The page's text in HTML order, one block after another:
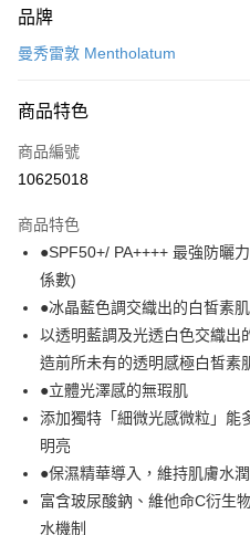
POYA支付
超商取貨付款
LINE Pay
街口支付
悠遊付
Google Pay
AFTEE先享後付
相關說明
【關於「AFTEE先享後付」】
AFTEE先享後付是「在收到商品之
便利好安心！
１．簡單：不需註冊會員、不需綁卡、
３．安心：先確認商品／服務後，再
即享券
運送方式
品牌
曼秀雷敦 Mentholatum
商品特色
商品編號
10625018
商品特色
●SPF50+/ PA++++ 最強防曬
係數)
●冰晶藍色調交織出的白皙素肌
以透明藍調及光透白色交織出
造前所未有的透明感極白皙素
●立體光澤感的無瑕肌
添加獨特「細微光感微粒」能
明亮
●保濕精華導入，維持肌膚水潤
富含玻尿酸鈉、維他命C衍生
水機制